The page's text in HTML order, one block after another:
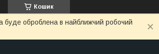
Кошик
буде оброблена в найближчий робочий